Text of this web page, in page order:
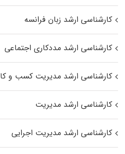
کارشناسی ارشد زبان فرانسه
کارشناسی ارشد مددکاری اجتماعی
کارشناسی ارشد مدیریت کسب و
کارشناسی ارشد مدیریت
کارشناسی ارشد مدیریت اجرایی